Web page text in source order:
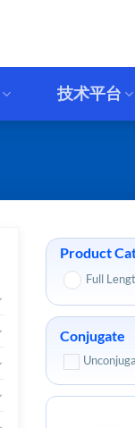
技术平台
Product
Full
Conjugate